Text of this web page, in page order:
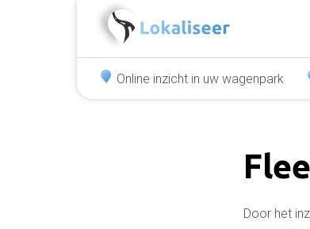
Online inzicht in uw wagenpark
Door het